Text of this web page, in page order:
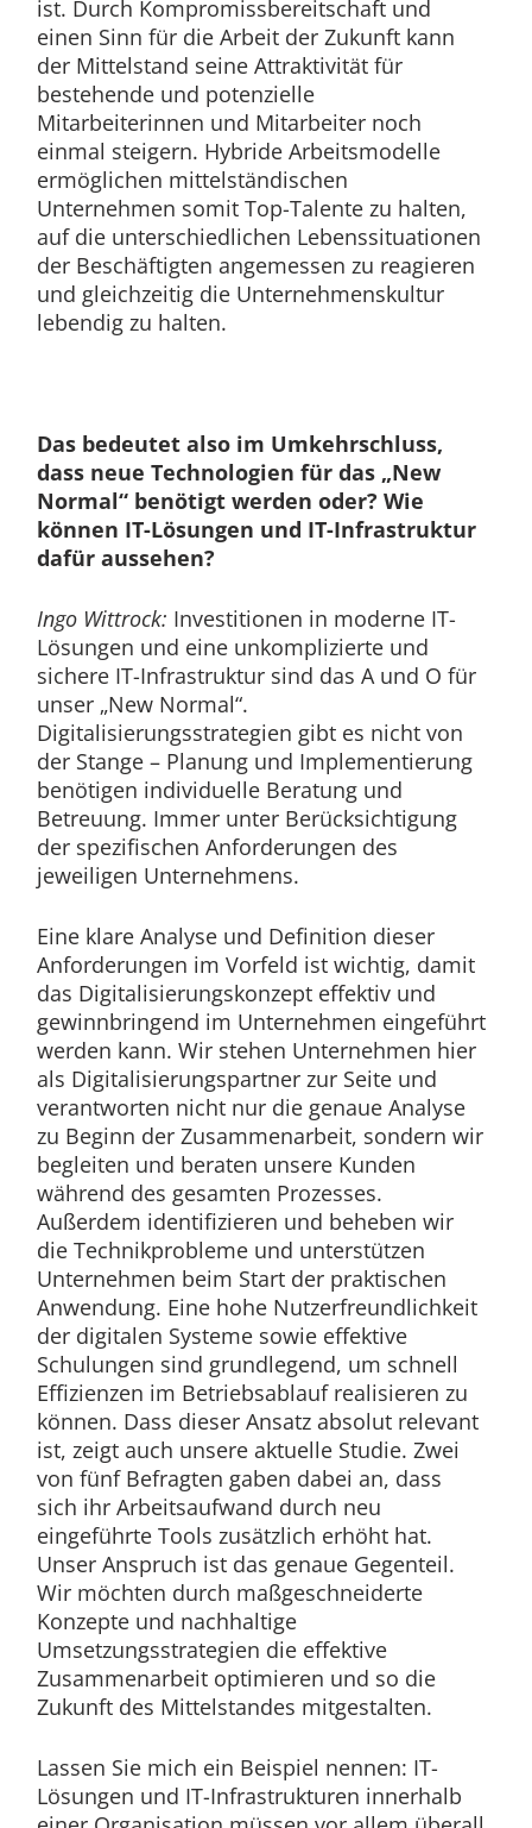
ist. Durch Kompromissbereitschaft und
einen Sinn für die Arbeit der Zukunft kann
der Mittelstand seine Attraktivität für
bestehende und potenzielle
Mitarbeiterinnen und Mitarbeiter noch
einmal steigern. Hybride Arbeitsmodelle
ermöglichen mittelständischen
Unternehmen somit Top-Talente zu halten,
auf die unterschiedlichen Lebenssituationen
der Beschäftigten angemessen zu reagieren
und gleichzeitig die Unternehmenskultur
lebendig zu halten.
Das bedeutet also im Umkehrschluss,
dass neue Technologien für das „New
Normal“ benötigt werden oder? Wie
können IT-Lösungen und IT-Infrastruktur
dafür aussehen?
Ingo Wittrock: Investitionen in moderne IT-
Lösungen und eine unkomplizierte und
sichere IT-Infrastruktur sind das A und O für
unser „New Normal“.
Digitalisierungsstrategien gibt es nicht von
der Stange – Planung und Implementierung
benötigen individuelle Beratung und
Betreuung. Immer unter Berücksichtigung
der spezifischen Anforderungen des
jeweiligen Unternehmens.
Eine klare Analyse und Definition dieser
Anforderungen im Vorfeld ist wichtig, damit
das Digitalisierungskonzept effektiv und
gewinnbringend im Unternehmen eingeführt
werden kann. Wir stehen Unternehmen hier
als Digitalisierungspartner zur Seite und
verantworten nicht nur die genaue Analyse
zu Beginn der Zusammenarbeit, sondern wir
begleiten und beraten unsere Kunden
während des gesamten Prozesses.
Außerdem identifizieren und beheben wir
die Technikprobleme und unterstützen
Unternehmen beim Start der praktischen
Anwendung. Eine hohe Nutzerfreundlichkeit
der digitalen Systeme sowie effektive
Schulungen sind grundlegend, um schnell
Effizienzen im Betriebsablauf realisieren zu
können. Dass dieser Ansatz absolut relevant
ist, zeigt auch unsere aktuelle Studie. Zwei
von fünf Befragten gaben dabei an, dass
sich ihr Arbeitsaufwand durch neu
eingeführte Tools zusätzlich erhöht hat.
Unser Anspruch ist das genaue Gegenteil.
Wir möchten durch maßgeschneiderte
Konzepte und nachhaltige
Umsetzungsstrategien die effektive
Zusammenarbeit optimieren und so die
Zukunft des Mittelstandes mitgestalten.
Lassen Sie mich ein Beispiel nennen: IT-
Lösungen und IT-Infrastrukturen innerhalb